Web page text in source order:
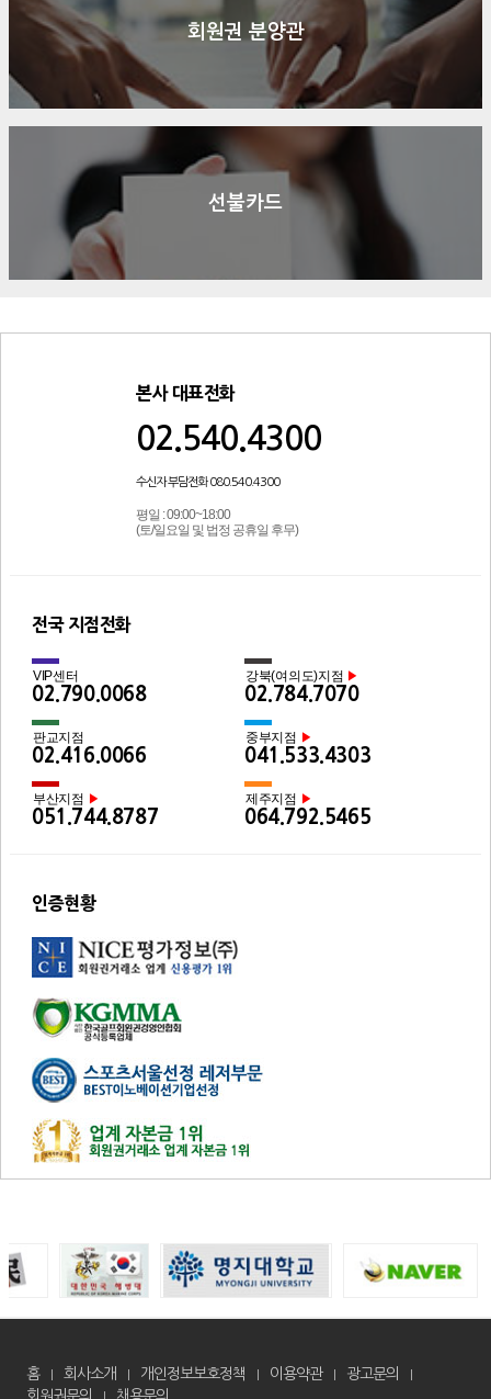
회원권 분양관
선불카드
본사 대표전화
02.540.4300
수신자 부담전화 080.540.4300
평일 : 09:00~18:00
(토/일요일 및 법정 공휴일 후무)
전국 지점전화
VIP센터
02.790.0068
강북(여의도)지점 ▶
02.784.7070
판교지점
02.416.0066
중부지점 ▶
041.533.4303
부산지점 ▶
051.744.8787
제주지점 ▶
064.792.5465
인증현황
홈 회사소개 개인정보보호정책 이용약관
광고문의
회원권문의
채용문의